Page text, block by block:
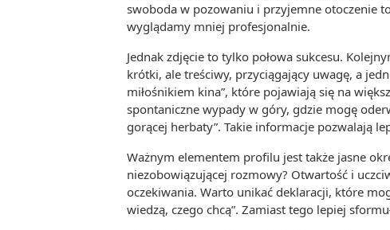
swoboda w pozowaniu i przyjemne otoczenie
wyglądamy mniej profesjonalnie.
Jednak zdjęcie to tylko połowa sukcesu.
krótki, ale treściwy, przyciągający uwagę, a
miłośnikiem kina”, które pojawiają się na
spontaniczne wypady w góry, gdzie mogę
gorącej herbaty”. Takie informacje pozwalają
Ważnym elementem profilu jest także jasne
niezobowiązującej rozmowy? Otwartość i
oczekiwania. Warto unikać deklaracji, które
wiedzą, czego chcą”. Zamiast tego lepiej